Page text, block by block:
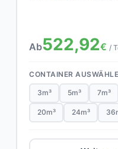
Ab522,92€ /
CONTAINER
3m³ 5m³ 7m³
20m³ 24m³